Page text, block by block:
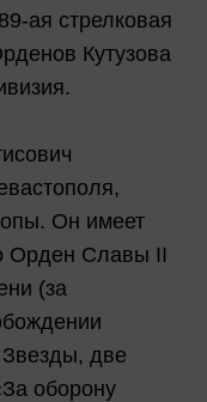
ая стрелковая
Кутузова
Он имеет
Орден Славы II
(за
две
оборону